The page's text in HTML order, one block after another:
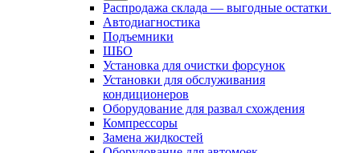
Распродажа склада — выгодные остатки
Автодиагностика
Подъемники
ШБО
Установка для очистки форсунок
Установки для обслуживания
кондиционеров
Оборудование для развал схождения
Компрессоры
Замена жидкостей